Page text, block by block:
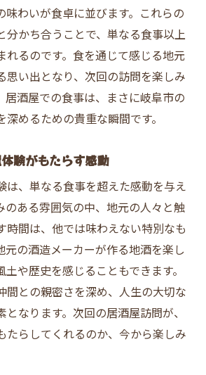
味わいが食卓に並びます。これらの
分かち合うことで、単なる食事以上
れるのです。食を通じて感じる地元
思い出となり、次回の訪問を楽しみ
居酒屋での食事は、まさに岐阜市の
めるための貴重な瞬間です。
験がもたらす感動
は、単なる食事を超えた感動を与え
のある雰囲気の中、地元の人々と触
時間は、他では味わえない特別なも
元の酒造メーカーが作る地酒を楽し
や歴史を感じることもできます。
間との親密さを深め、人生の大切な
なります。次回の居酒屋訪問が、
たらしてくれるのか、今から楽しみ